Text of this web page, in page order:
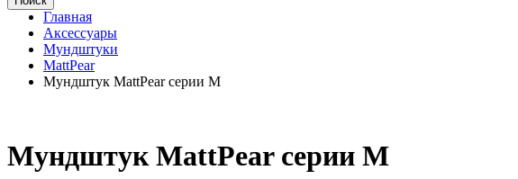
Главная
Аксессуары
Мундштуки
MattPear
Мундштук MattPear серии М
Мундштук MattPear серии М